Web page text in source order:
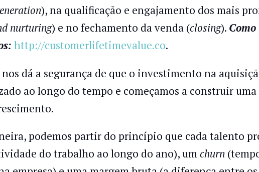
), na qualificação e engajamento dos mais
nurturing) e no fechamento da venda (closing).
http://customerlifetimevalue.co.
dá a segurança de que o investimento na
ao longo do tempo e começamos a construir
podemos partir do princípio que cada talento
do trabalho ao longo do ano), umchurn